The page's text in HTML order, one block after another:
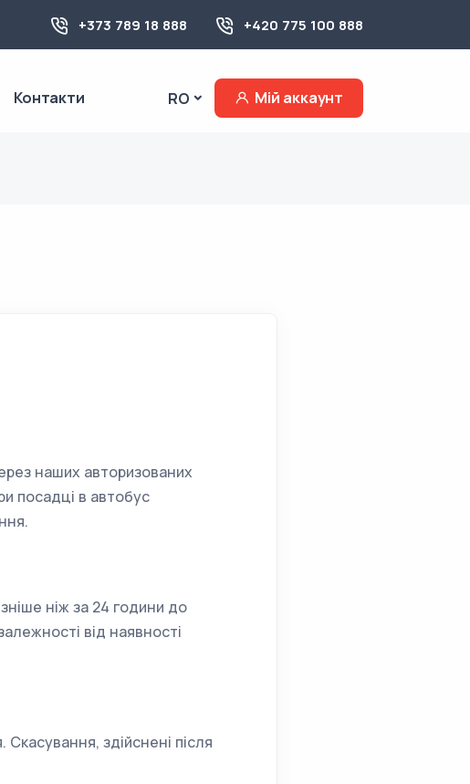
+373 789 18 888 +420 775 100 888
Контакти RO Мій аккаунт
наших авторизованих
посадці в автобус
ніж за 24 години до
від наявності
здійснені після